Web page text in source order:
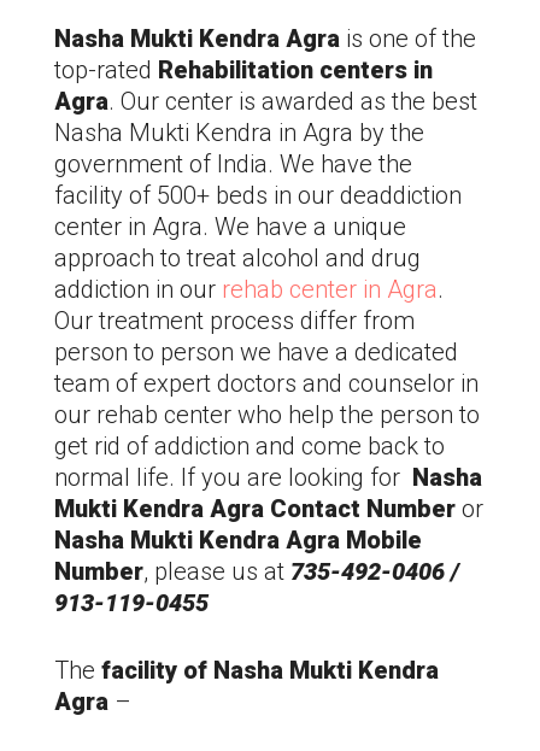
Nasha Mukti Kendra Agra is one of the
top-rated Rehabilitation centers in
Agra. Our center is awarded as the best
Nasha Mukti Kendra in Agra by the
government of India. We have the
facility of 500+ beds in our deaddiction
center in Agra. We have a unique
approach to treat alcohol and drug
addiction in our rehab center in Agra.
Our treatment process differ from
person to person we have a dedicated
team of expert doctors and counselor in
our rehab center who help the person to
get rid of addiction and come back to
normal life. If you are looking for Nasha
Mukti Kendra Agra Contact Number or
Nasha Mukti Kendra Agra Mobile
Number, please us at 735-492-0406 /
913-119-0455
The facility of Nasha Mukti Kendra
Agra –